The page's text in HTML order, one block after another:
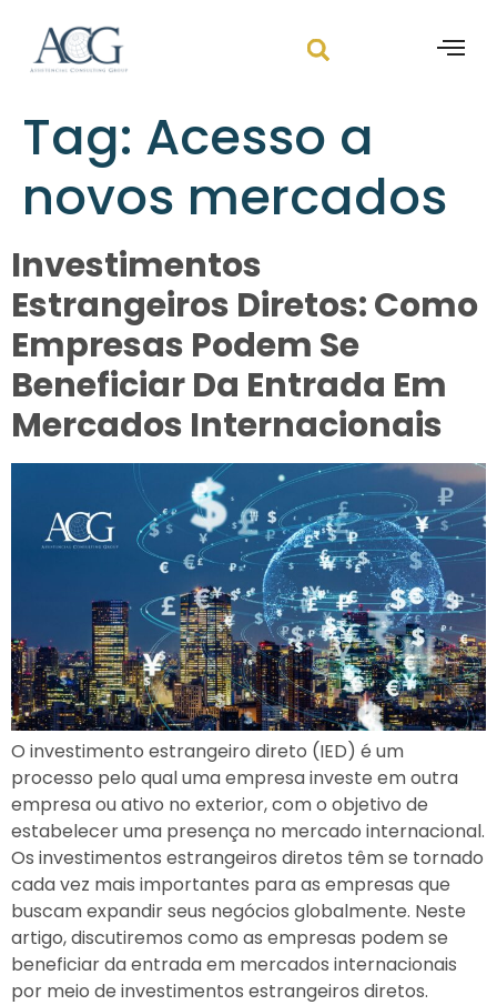
Tag: Acesso a
novos mercados
Investimentos
Estrangeiros Diretos: Como
Empresas Podem Se
Beneficiar Da Entrada Em
Mercados Internacionais
O investimento estrangeiro direto (IED) é um
processo pelo qual uma empresa investe em outra
empresa ou ativo no exterior, com o objetivo de
estabelecer uma presença no mercado internacional.
Os investimentos estrangeiros diretos têm se tornado
cada vez mais importantes para as empresas que
buscam expandir seus negócios globalmente. Neste
artigo, discutiremos como as empresas podem se
beneficiar da entrada em mercados internacionais
por meio de investimentos estrangeiros diretos.